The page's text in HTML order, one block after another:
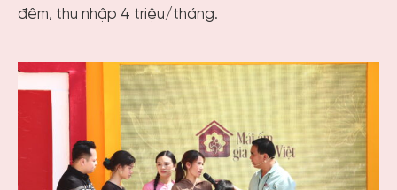
đêm, thu nhập 4 triệu/tháng.